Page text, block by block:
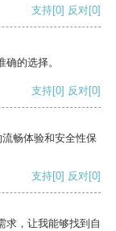
支持[0] 反对[0]
的选择。
支持[0] 反对[0]
畅体验和安全性保
支持[0] 反对[0]
求，让我能够找到自